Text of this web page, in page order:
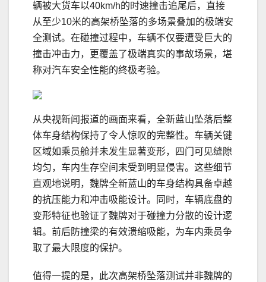
辆被大货车以40km/h的时速撞击追尾后，直接
从至少10米的高架桥坠落的多场景叠加的极端安
全测试。在碰撞过程中，车辆不仅要遭受巨大的
撞击冲击力，更覆盖了极端真实的事故场景，堪
称对汽车安全性能的终极考验。
从央视新闻报道的画面来看，全新蓝山坠落后整
体车身结构保持了令人惊叹的完整性。车辆关键
区域如乘员舱并未发生显著变形，四门可见缝隙
均匀，车内生存空间未受到明显侵害。这些细节
直观地说明，魏牌全新蓝山的车身结构具备卓越
的抗压能力和冲击吸能设计。同时，车辆底盘的
变形特征也验证了魏牌对于碰撞力分散的设计逻
辑。前后防撞梁的有效溃缩吸能，为车内乘员争
取了最大限度的保护。
值得一提的是，此次高架桥坠落测试并非魏牌的